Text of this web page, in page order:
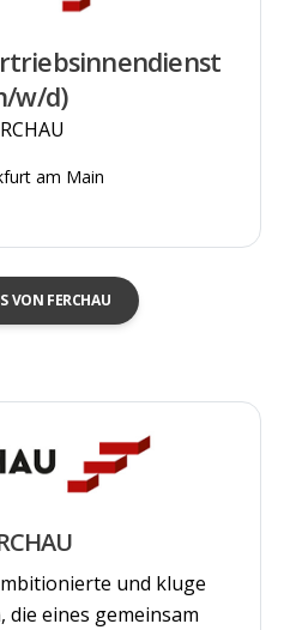
w/d)
am Main
VON FERCHAU
und kluge
die eines gemeinsam